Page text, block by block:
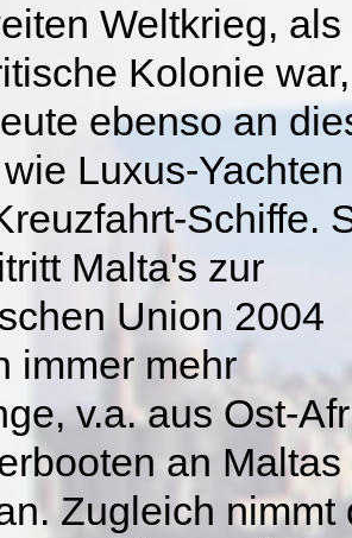
Weltkrieg, als
Kolonie war,
ebenso an
Luxus-
Schiffe.
Malta's zur
Union 2004
immer mehr
v.a. aus Ost-
an Maltas
Zugleich nimmt